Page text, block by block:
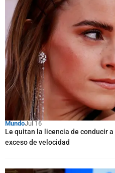
MundoJul 16
Le quitan la licencia de conducir
exceso de velocidad